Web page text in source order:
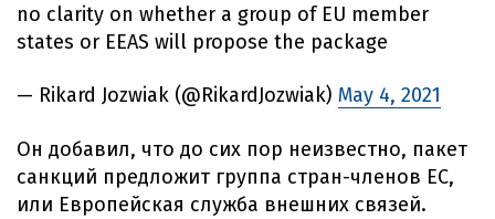
no clarity on whether a group of EU member
states or EEAS will propose the package
— Rikard Jozwiak (@RikardJozwiak) May 4, 2021
Он добавил, что до сих пор неизвестно, пакет
санкций предложит группа стран-членов ЕС,
или Европейская служба внешних связей.